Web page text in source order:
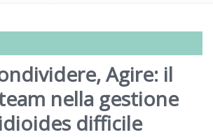
Agire: il
nella gestione
difficile